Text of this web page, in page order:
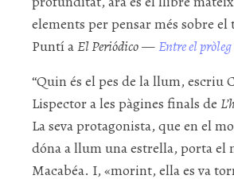
elements per pensar més sobre el
Puntí aEl Periódico—Entre el
“Quin és el pes de la llum, escriu
Lispector a les pàgines finals de
La seva protagonista, que en el
dóna a llum una estrella, porta el
Macabéa. I, «morint, ella es va